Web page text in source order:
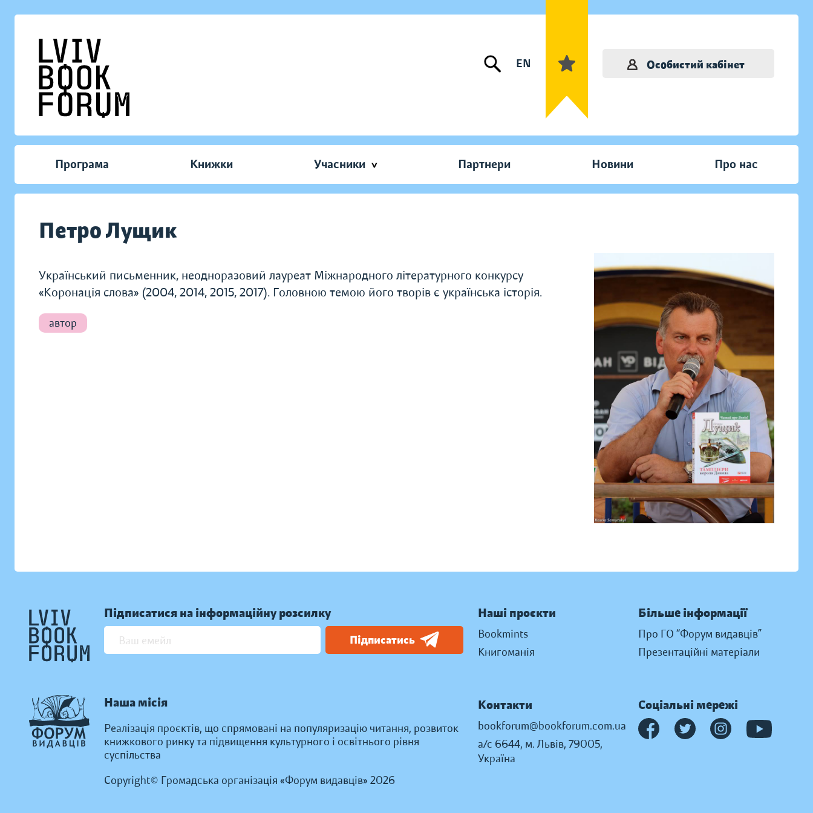
EN Особистий кабінет
Програма Книжки Учасники Партнери Новини Про нас
Петро Лущик
Український письменник, неодноразовий лауреат Міжнародного літературного конкурсу
«Коронація слова» (2004, 2014, 2015, 2017). Головною темою його творів є українська історія.
автор
Підписатися на інформаційну розсилку
Підписатись
Наша місія
Реалізація проєктів, що спрямовані на популяризацію читання, розвиток
книжкового ринку та підвищення культурного і освітнього рівня
суспільства
Copyright© Громадська організація «Форум видавців» 2026
Наші проєкти
Bookmints
Книгоманія
Більше інформації
Про ГО “Форум видавців”
Презентаційні матеріали
Контакти
bookforum@bookforum.com.ua
а/с 6644, м. Львів, 79005,
Україна
Соціальні мережі